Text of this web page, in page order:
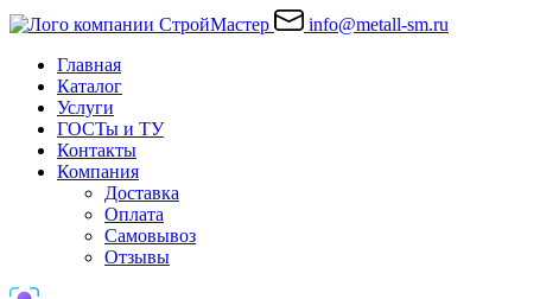
info@metall-sm.ru
Главная
Каталог
Услуги
ГОСТы и ТУ
Контакты
Компания
Доставка
Оплата
Самовывоз
Отзывы